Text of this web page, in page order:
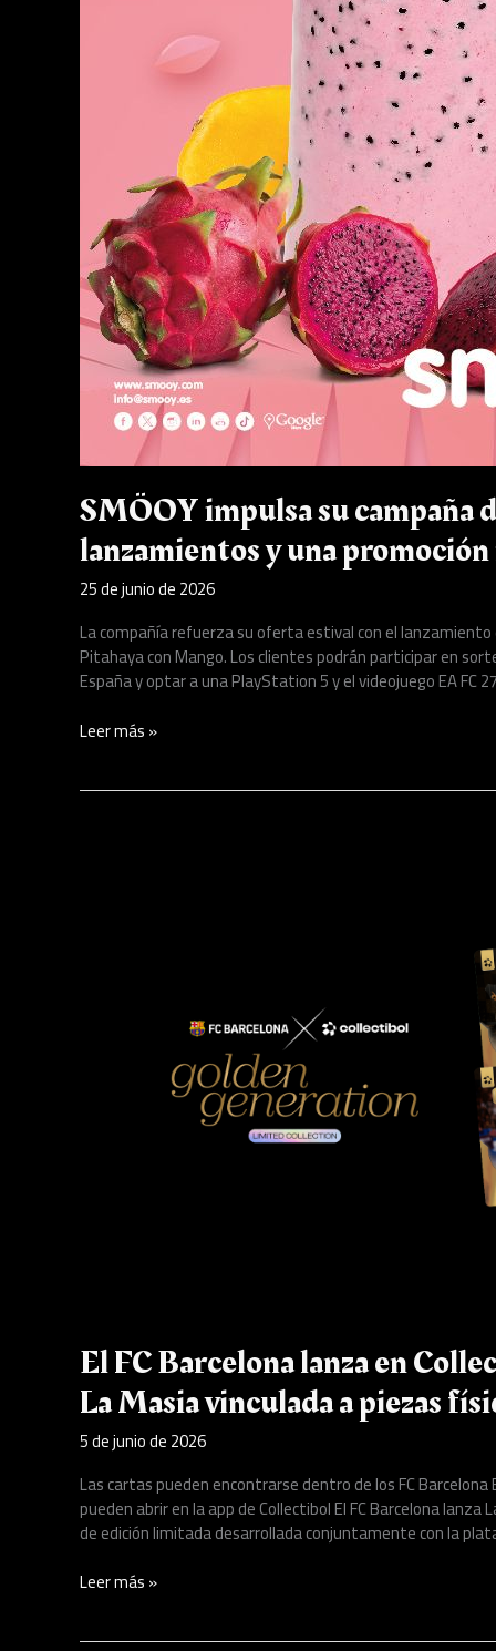
SMÖOY impulsa su campaña
lanzamientos y una
25 de junio de 2026
La compañía refuerza su oferta estival con el
Pitahaya con Mango. Los clientes podrán participar en
España y optar a una PlayStation 5 y el videojuego EA FC
Leer más »
El FC Barcelona lanza en
La Masia vinculada a piezas
5 de junio de 2026
Las cartas pueden encontrarse dentro de los FC
pueden abrir en la app de Collectibol El FC Barcelona
de edición limitada desarrollada conjuntamente con la
Leer más »